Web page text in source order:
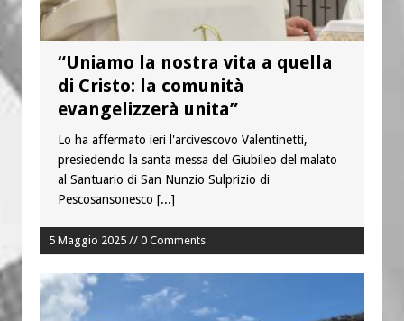
“Uniamo la nostra vita a quella
di Cristo: la comunità
evangelizzerà unita”
Lo ha affermato ieri l'arcivescovo Valentinetti,
presiedendo la santa messa del Giubileo del malato
al Santuario di San Nunzio Sulprizio di
Pescosansonesco [...]
5 Maggio 2025 // 0 Comments